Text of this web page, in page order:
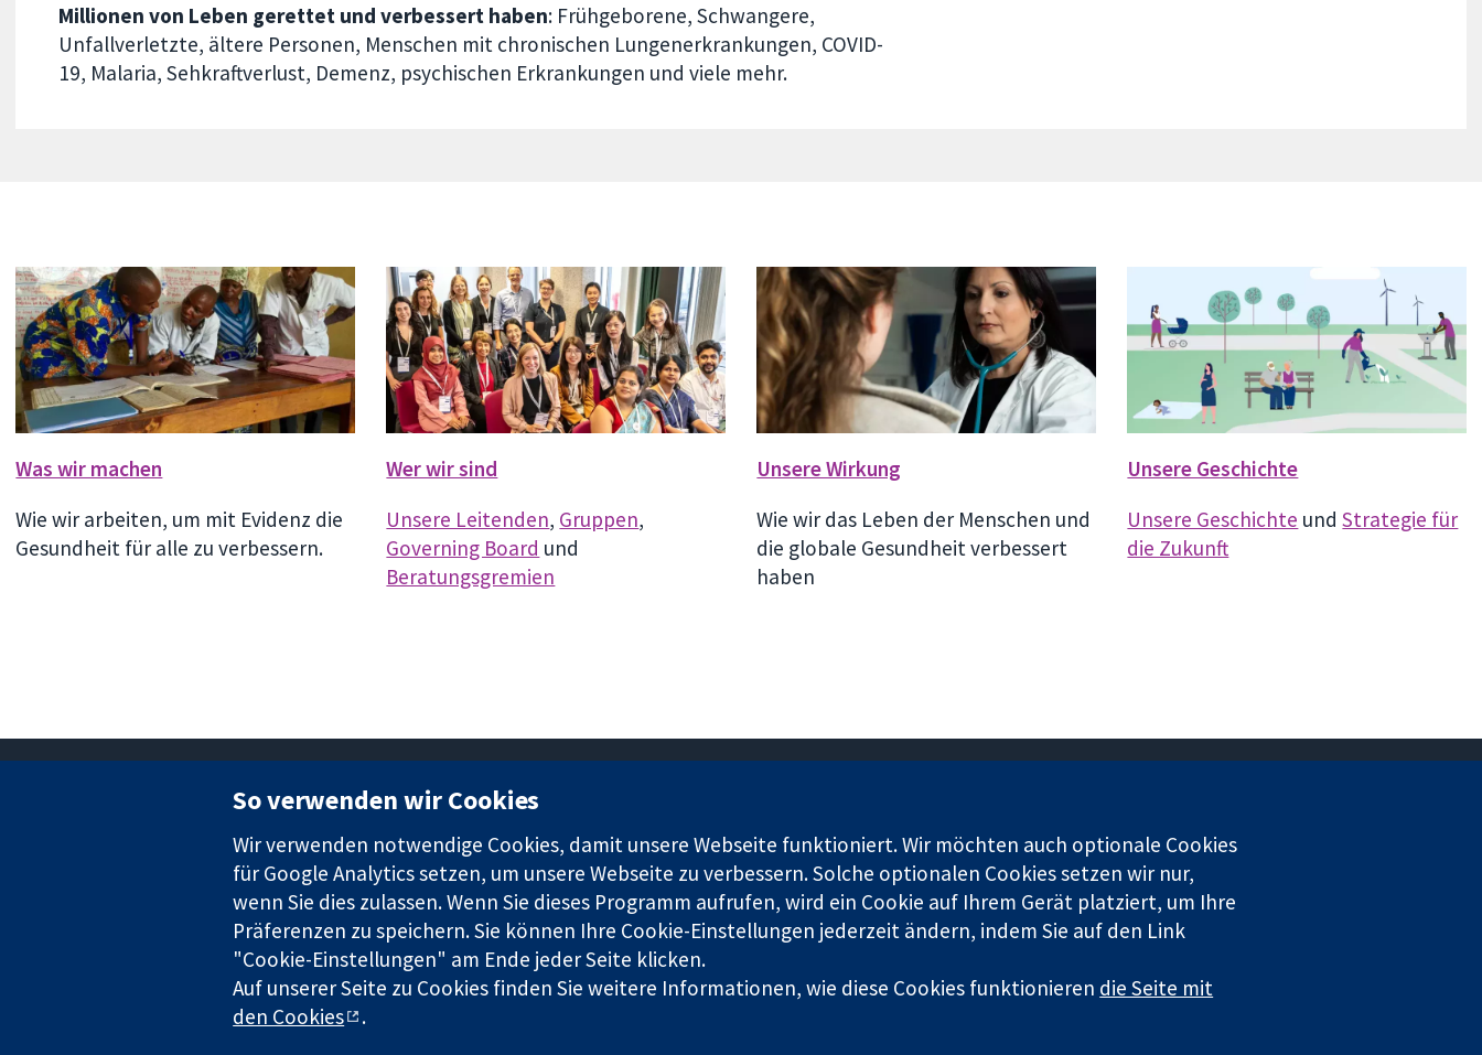
Millionen von Leben gerettet und verbessert haben: Frühgeborene, Schwangere,
Unfallverletzte, ältere Personen, Menschen mit chronischen Lungenerkrankungen, COVID-
19, Malaria, Sehkraftverlust, Demenz, psychischen Erkrankungen und viele mehr.
Was wir machen
Wie wir arbeiten, um mit Evidenz die
Gesundheit für alle zu verbessern.
Wer wir sind
Unsere Leitenden, Gruppen,
Governing Board und
Beratungsgremien
Unsere Wirkung
Wie wir das Leben der Menschen und
die globale Gesundheit verbessert
haben
Unsere Geschichte
Unsere Geschichte undStrategie für
die Zukunft
11-13 Cavendish Square
London
W1G0AN
Vereinigtes Königreich
Kontaktieren Sie uns
Neuigkeiten
Pressestelle
Über uns
Stellenangebote
So verwenden wir Cookies
Wir verwenden notwendige Cookies, damit unsere Webseite funktioniert. Wir möchten auch optionale Cookies
für Google Analytics setzen, um unsere Webseite zu verbessern. Solche optionalen Cookies setzen wir nur,
wenn Sie dies zulassen. Wenn Sie dieses Programm aufrufen, wird ein Cookie auf Ihrem Gerät platziert, um Ihre
Präferenzen zu speichern. Sie können Ihre Cookie-Einstellungen jederzeit ändern, indem Sie auf den Link
"Cookie-Einstellungen" am Ende jeder Seite klicken.
Auf unserer Seite zu Cookies finden Sie weitere Informationen, wie diese Cookies funktionieren die Seite mit
den Cookies
.